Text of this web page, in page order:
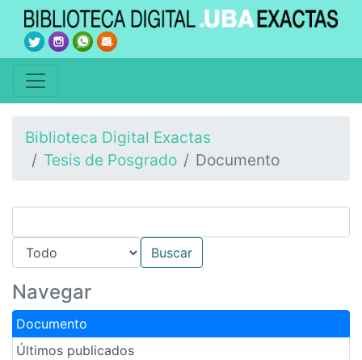
Biblioteca Digital Exactas
Tesis de Posgrado
Documento
Navegar
Documento
Últimos publicados